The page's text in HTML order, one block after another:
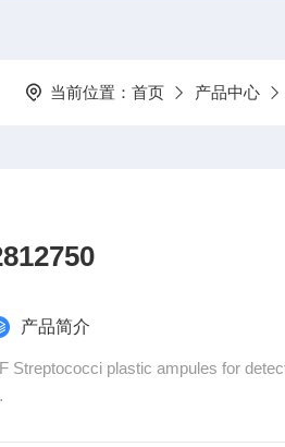
当前位置： 首页 产品中心
产品简介
Streptococci plastic ampules for